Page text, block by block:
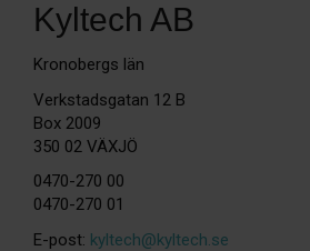
Kyltech AB
Kronobergs län
Verkstadsgatan 12 B
Box 2009
350 02 VÄXJÖ
0470-270 00
0470-270 01
E-post: kyltech@kyltech.se